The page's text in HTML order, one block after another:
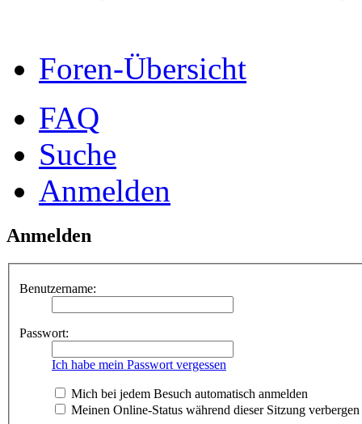
Foren-Übersicht
FAQ
Suche
Anmelden
Anmelden
Benutzername:
Passwort:
Ich habe mein Passwort vergessen
Mich bei jedem Besuch automatisch anmelden
Meinen Online-Status während dieser Sitzung verbergen